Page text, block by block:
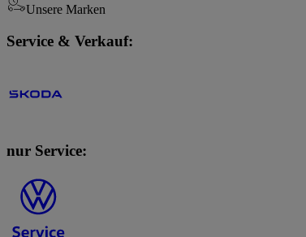
Unsere Marken
Service & Verkauf:
nur Service: